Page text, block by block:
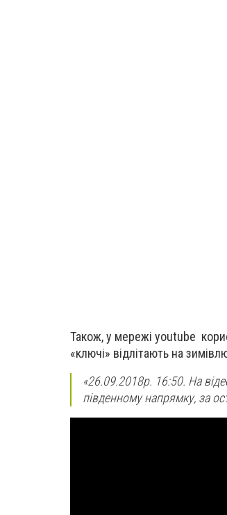
Також, у мережі youtube
«ключі» відлітають на
«26.09.2018р. 16:50. На
південному напрямку, за